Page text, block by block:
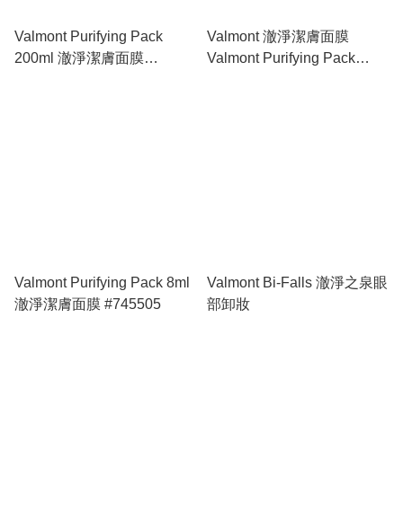
Valmont Purifying Pack
200ml 澈淨潔膚面膜
Valmont 澈淨潔膚面膜
Valmont Purifying Pack
Valmont Purifying Pack 8ml
澈淨潔膚面膜 #745505
Valmont Bi-Falls 澈淨之泉眼
部卸妝